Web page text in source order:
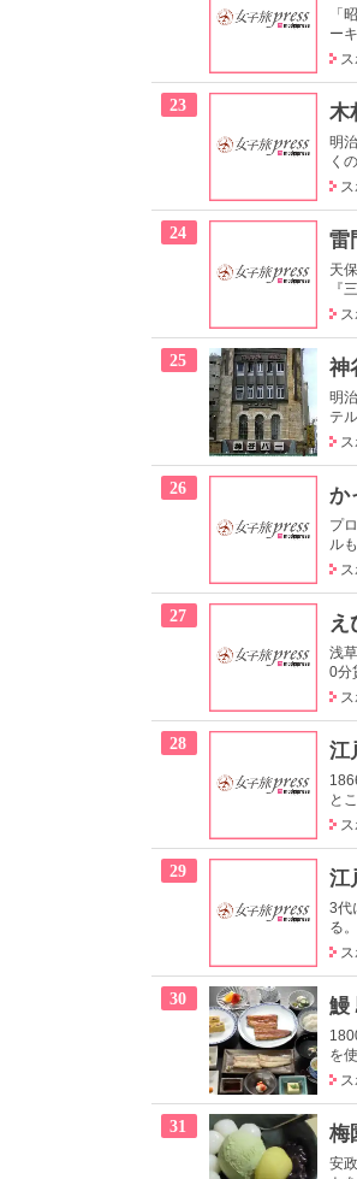
「
ー
23 木
明
く
24 雷
天
『
25 神
明
テ
26 か
プ
ル
27 え
浅
0分
28 江
と
29 江
3代
る
30 鰻
を
31 梅
安